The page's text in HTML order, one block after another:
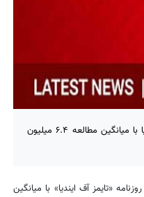
آمارهای آی آر اس در نیمه دوم سال ۲۰۱۹ نشان می‌دهد روزنامه تایمز آف ایندیا با میانگین مطالعه ۶.۴ میلیون
دوم سال ۲۰۱۹ نشان می‌دهد روزنامه «تایمز آف ایندیا» با میانگین